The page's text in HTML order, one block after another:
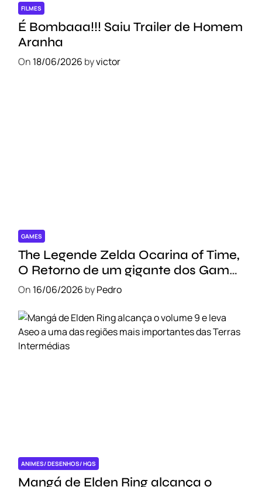
FILMES
É Bombaaa!!! Saiu Trailer de Homem
Aranha
On 18/06/2026 byvictor
GAMES
The Legende Zelda Ocarina of Time,
O Retorno de um gigante dos Games
!!!
On 16/06/2026 byPedro
ANIMES/ DESENHOS/ HQS
Mangá de Elden Ring alcança o